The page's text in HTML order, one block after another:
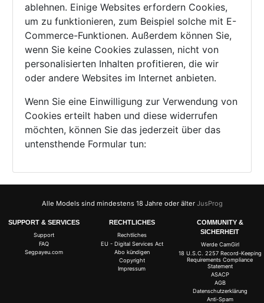
ablehnen. Einige Websites erfordern Cookies,
um zu funktionieren, zum Beispiel solche mit E-
Commerce-Funktionen. Außerdem können Sie,
wenn Sie keine Cookies zulassen, nicht von
personalisierten Inhalten profitieren, die wir
oder andere Websites im Internet anbieten.
Wenn Sie eine Einwilligung zur Verwendung von
Cookies erteilt haben und diese widerrufen
möchten, können Sie das jederzeit über das
untensthende Formular tun:
Alle Models sind mindestens 18 Jahre oder älter JusProg
SUPPORT & SERVICES
Support
FAQ
Segpayeu.com
RECHTLICHES
Rechtliches
EU - Digital Services Act
Abo kündigen
Copyright
Impressum
COMMUNITY &
SICHERHEIT
Werde CamGirl
18 U.S.C. 2257 Record-Keeping
Requirements Compliance
Statement
ASACP
AGB
Datenschutzerklärung
Anti-Spam